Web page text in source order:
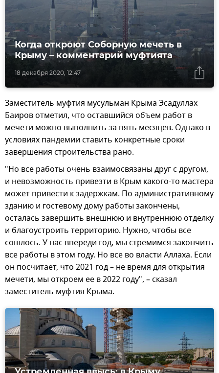
18 декабря 2020, 12:47
Когда откроют Соборную мечеть в
Крыму – комментарий муфтията
Заместитель муфтия мусульман Крыма Эсадуллах
Баиров отметил, что оставшийся объем работ в
мечети можно выполнить за пять месяцев. Однако в
условиях пандемии ставить конкретные сроки
завершения строительства рано.
"Но все работы очень взаимосвязаны друг с другом,
и невозможность привезти в Крым какого-то мастера
может привести к задержкам. По административному
зданию и гостевому дому работы закончены,
осталась завершить внешнюю и внутреннюю отделку
и благоустроить территорию. Нужно, чтобы все
сошлось. У нас впереди год, мы стремимся закончить
все работы в этом году. Но все во власти Аллаха. Если
он посчитает, что 2021 год – не время для открытия
мечети, мы откроем ее в 2022 году", – сказал
заместитель муфтия Крыма.